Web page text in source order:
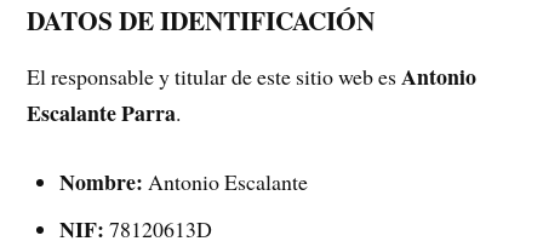
DATOS DE IDENTIFICACIÓN
El responsable y titular de este sitio web esAntonio
Escalante Parra.
Nombre: Antonio Escalante
NIF: 78120613D